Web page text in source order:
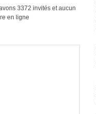
3372 invités et aucun
en ligne